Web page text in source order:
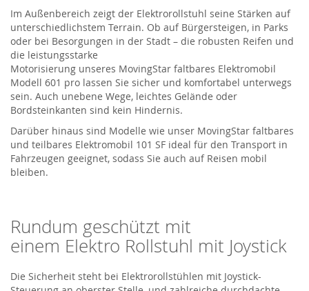
Im Außenbereich zeigt der Elektrorollstuhl seine Stärken auf
unterschiedlichstem Terrain. Ob auf Bürgersteigen, in Parks
oder bei Besorgungen in der Stadt – die robusten Reifen und
die leistungsstarke
Motorisierung unseres MovingStar faltbares Elektromobil
Modell 601 pro lassen Sie sicher und komfortabel unterwegs
sein. Auch unebene Wege, leichtes Gelände oder
Bordsteinkanten sind kein Hindernis.
Darüber hinaus sind Modelle wie unser MovingStar faltbares
und teilbares Elektromobil 101 SF ideal für den Transport in
Fahrzeugen geeignet, sodass Sie auch auf Reisen mobil
bleiben.
Rundum geschützt mit
einem Elektro Rollstuhl mit Joystick
Die Sicherheit steht bei Elektrorollstühlen mit Joystick-